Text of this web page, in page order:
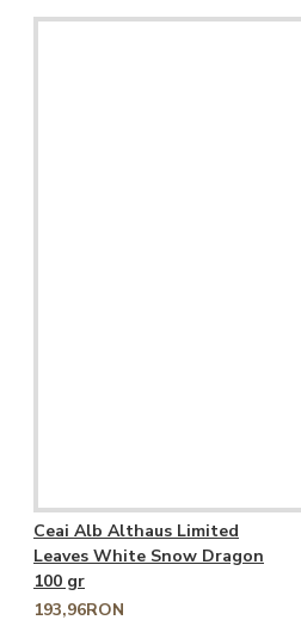
Ceai Alb Althaus Limited
Leaves White Snow Dragon
100 gr
193,96RON